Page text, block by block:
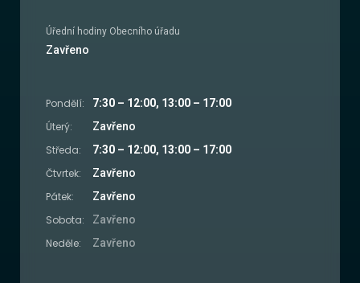
Úřední hodiny Obecního úřadu
Zavřeno
Pondělí: 7:30 – 12:00, 13:00 – 17:00
Úterý: Zavřeno
Středa: 7:30 – 12:00, 13:00 – 17:00
Čtvrtek: Zavřeno
Pátek: Zavřeno
Sobota: Zavřeno
Neděle: Zavřeno